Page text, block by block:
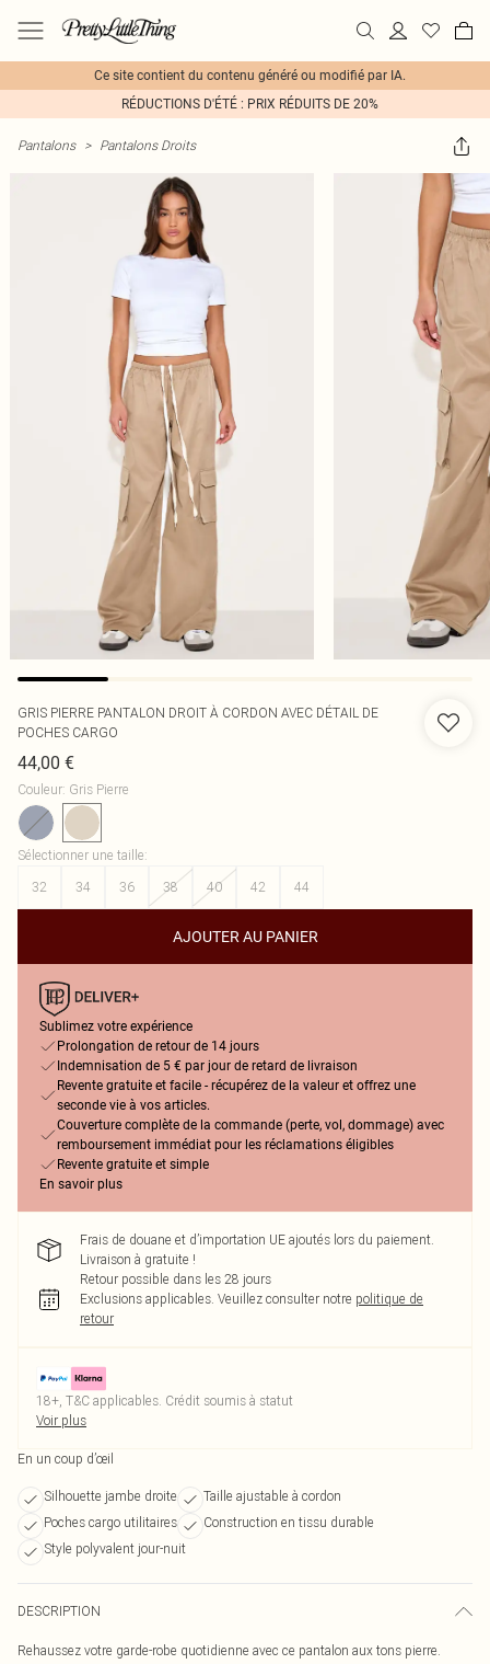
Ce site contient du contenu généré ou modifié par IA.
RÉDUCTIONS D'ÉTÉ : PRIX RÉDUITS DE 20%
Pantalons > Pantalons Droits
GRIS PIERRE PANTALON DROIT À CORDON AVEC DÉTAIL DE
POCHES CARGO
44,00 €
Couleur: Gris Pierre
Sélectionner une taille:
32
34 36 38 40 42 44
AJOUTER AU PANIER
Sublimez votre expérience
Prolongation de retour de 14 jours
Indemnisation de 5 € par jour de retard de livraison
Revente gratuite et facile - récupérez de la valeur et offrez une
seconde vie à vos articles.
Couverture complète de la commande (perte, vol, dommage) avec
remboursement immédiat pour les réclamations éligibles
Revente gratuite et simple
En savoir plus
Frais de douane et d’importation UE ajoutés lors du paiement.
Livraison à gratuite !
Retour possible dans les 28 jours
Exclusions applicables. Veuillez consulter notre politique de
retour
18+, T&C applicables. Crédit soumis à statut
Voir plus
En un coup d’œil
Silhouette jambe droite
Taille ajustable à cordon
Poches cargo utilitaires
Construction en tissu durable
Style polyvalent jour-nuit
DESCRIPTION
Rehaussez votre garde-robe quotidienne avec ce pantalon aux tons pierre.